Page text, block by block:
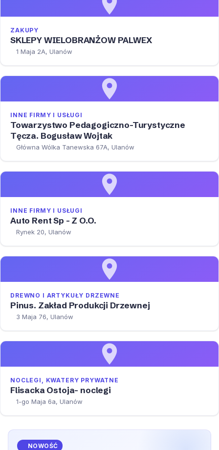
ZAKUPY
SKLEPY WIELOBRANŻOW PALWEX
1 Maja 2A, Ulanów
INNE FIRMY I USŁUGI
Towarzystwo Pedagogiczno-Turystyczne
Tęcza. Bogusław Wojtak
Główna Wólka Tanewska 67A, Ulanów
INNE FIRMY I USŁUGI
Auto Rent Sp - Z O.O.
Rynek 20, Ulanów
DREWNO I ARTYKUŁY DRZEWNE
Pinus. Zakład Produkcji Drzewnej
3 Maja 76, Ulanów
NOCLEGI, KWATERY PRYWATNE
Flisacka Ostoja- noclegi
1-go Maja 6a, Ulanów
NOWOŚĆ